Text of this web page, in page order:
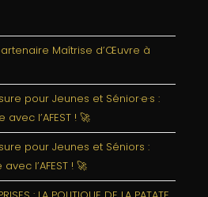
Maîtrise d’Œuvre à
pour Jeunes et Sénior·e·s :
l’AFEST ! 🚀
pour Jeunes et Séniors :
l’AFEST ! 🚀